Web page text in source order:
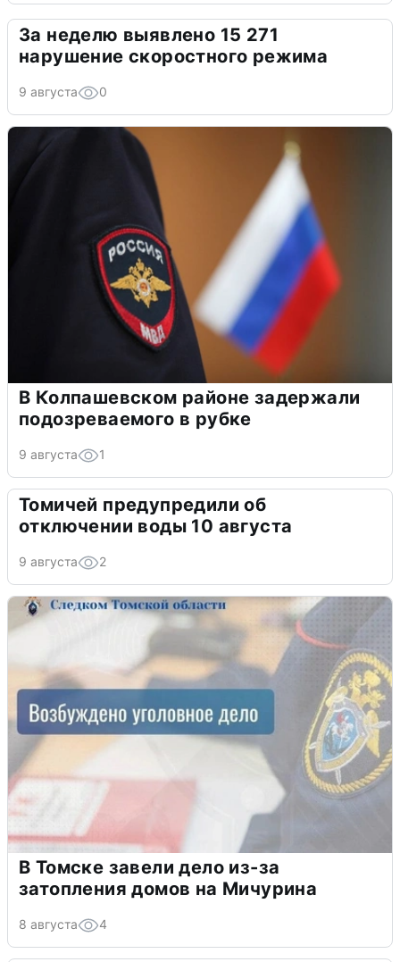
За неделю выявлено 15 271
нарушение скоростного режима
9 августа 0
В Колпашевском районе задержали
подозреваемого в рубке
9 августа 1
Томичей предупредили об
отключении воды 10 августа
9 августа 2
В Томске завели дело из-за
затопления домов на Мичурина
8 августа 4